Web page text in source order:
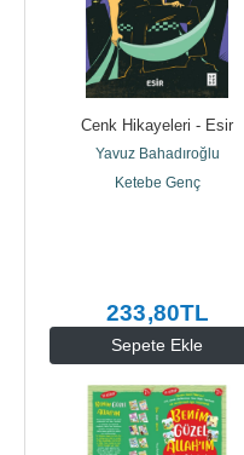
Sepete Ekle
Cenk Hikayeleri - Esir
Yavuz Bahadıroğlu
Ketebe Genç
233,80TL